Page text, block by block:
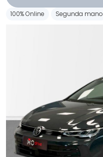
100% Online Segunda mano